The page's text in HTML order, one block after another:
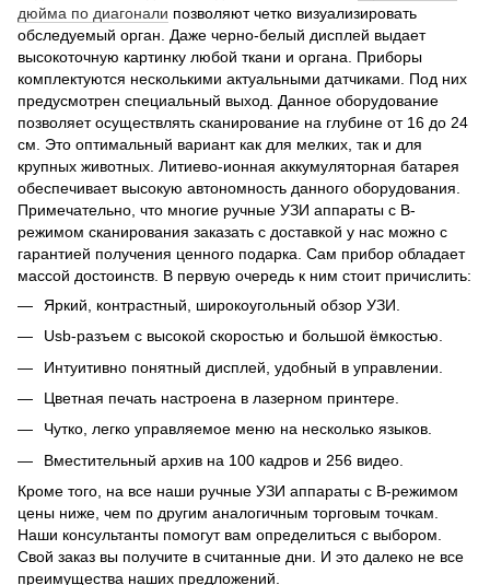
дюйма по диагонали позволяют четко визуализировать
обследуемый орган. Даже черно-белый дисплей выдает
высокоточную картинку любой ткани и органа. Приборы
комплектуются несколькими актуальными датчиками. Под них
предусмотрен специальный выход. Данное оборудование
позволяет осуществлять сканирование на глубине от 16 до 24
см. Это оптимальный вариант как для мелких, так и для
крупных животных. Литиево-ионная аккумуляторная батарея
обеспечивает высокую автономность данного оборудования.
Примечательно, что многие ручные УЗИ аппараты с B-
режимом сканирования заказать с доставкой у нас можно с
гарантией получения ценного подарка. Сам прибор обладает
массой достоинств. В первую очередь к ним стоит причислить:
Яркий, контрастный, широкоугольный обзор УЗИ.
Usb-разъем с высокой скоростью и большой ёмкостью.
Интуитивно понятный дисплей, удобный в управлении.
Цветная печать настроена в лазерном принтере.
Чутко, легко управляемое меню на несколько языков.
Вместительный архив на 100 кадров и 256 видео.
Кроме того, на все наши ручные УЗИ аппараты с B-режимом
цены ниже, чем по другим аналогичным торговым точкам.
Наши консультанты помогут вам определиться с выбором.
Свой заказ вы получите в считанные дни. И это далеко не все
преимущества наших предложений.